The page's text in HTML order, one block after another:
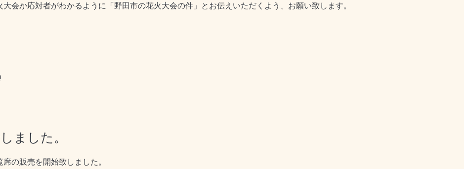
会か応対者がわかるように「野田市の花火大会の件」とお伝えいただくよう、お願い致します。
ました。
の販売を開始致しました。